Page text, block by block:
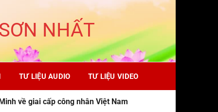
NHẤT
TƯ LIỆU AUDIO TƯ LIỆU VIDEO
về giai cấp công nhân Việt Nam